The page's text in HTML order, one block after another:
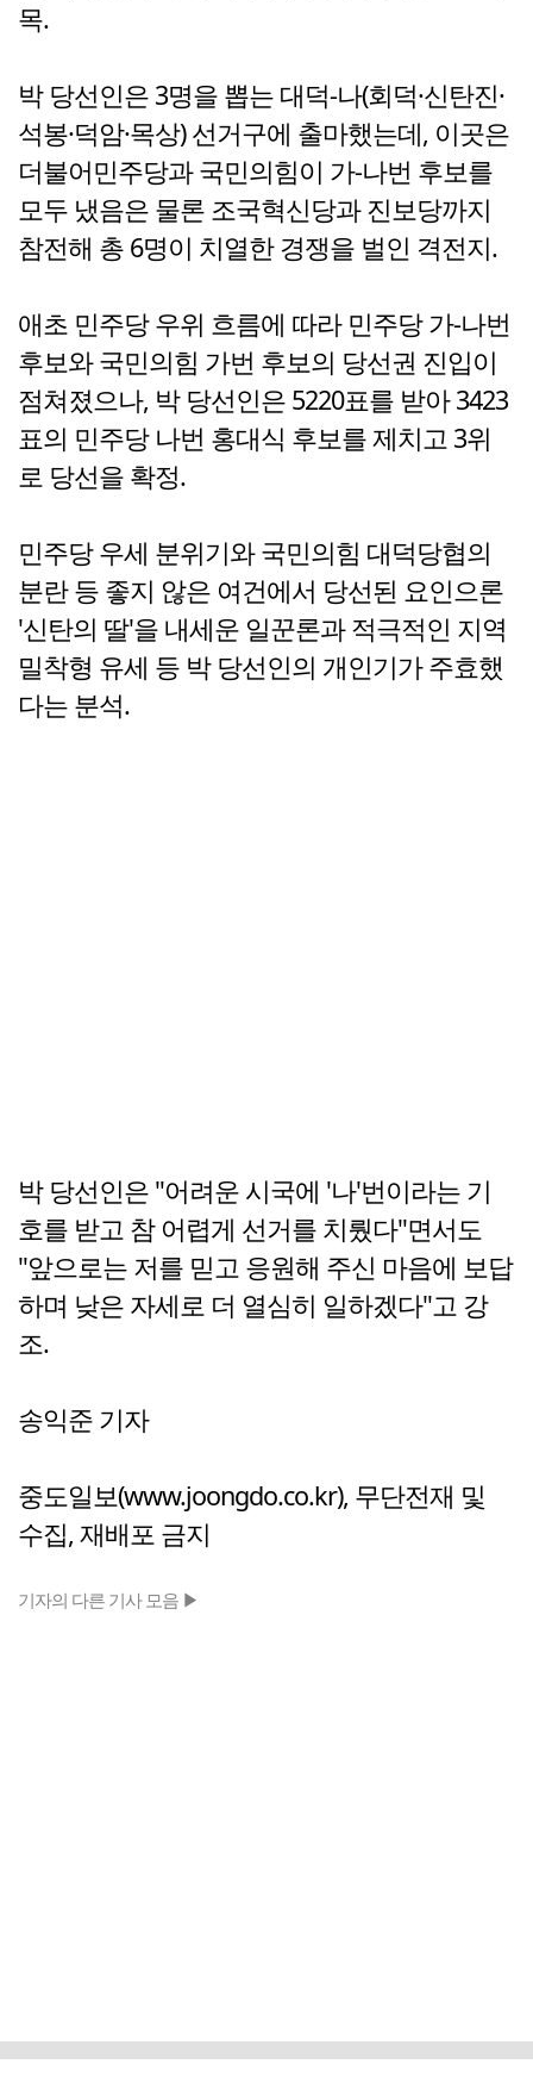
목.
박 당선인은 3명을 뽑는 대덕-나(회덕·신탄진·
석봉·덕암·목상) 선거구에 출마했는데, 이곳은
더불어민주당과 국민의힘이 가-나번 후보를
모두 냈음은 물론 조국혁신당과 진보당까지
참전해 총 6명이 치열한 경쟁을 벌인 격전지.
애초 민주당 우위 흐름에 따라 민주당 가-나번
후보와 국민의힘 가번 후보의 당선권 진입이
점쳐졌으나, 박 당선인은 5220표를 받아 3423
표의 민주당 나번 홍대식 후보를 제치고 3위
로 당선을 확정.
민주당 우세 분위기와 국민의힘 대덕당협의
분란 등 좋지 않은 여건에서 당선된 요인으론
'신탄의 딸'을 내세운 일꾼론과 적극적인 지역
밀착형 유세 등 박 당선인의 개인기가 주효했
다는 분석.
박 당선인은 "어려운 시국에 '나'번이라는 기
호를 받고 참 어렵게 선거를 치뤘다"면서도
"앞으로는 저를 믿고 응원해 주신 마음에 보답
하며 낮은 자세로 더 열심히 일하겠다"고 강
조.
송익준 기자
중도일보(www.joongdo.co.kr), 무단전재 및
수집, 재배포 금지
기자의 다른 기사 모음 ▶